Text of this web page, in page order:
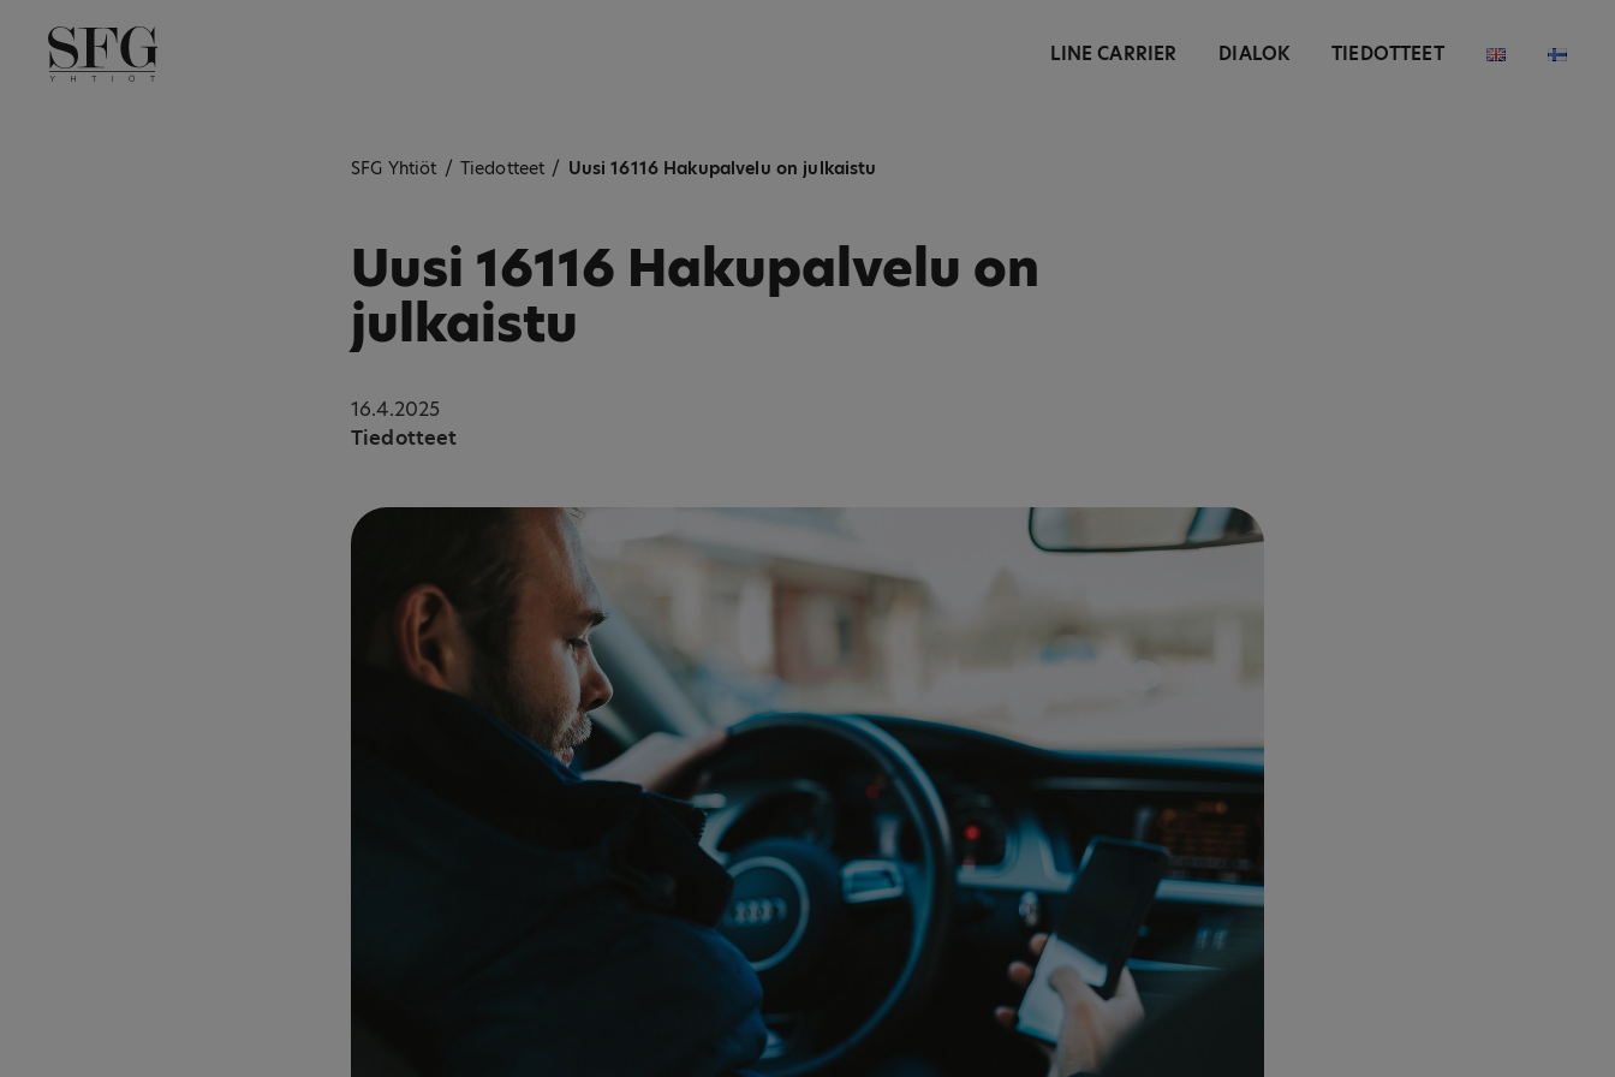
content LINE CARRIER DIALOK TIEDOTTEET
SFG Yhtiöt / Tiedotteet / Uusi 16116 Hakupalvelu on julkaistu
Uusi 16116 Hakupalvelu on
julkaistu
16.4.2025
Tiedotteet